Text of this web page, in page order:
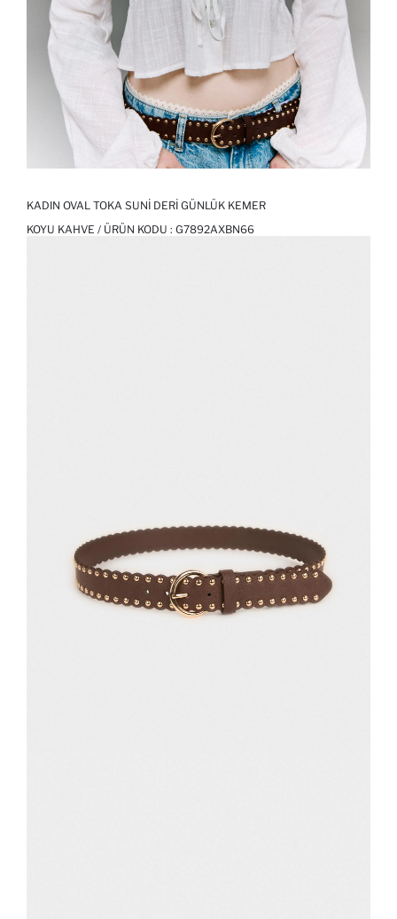
KADIN OVAL TOKA SUNI DERI GÜNLÜK KEMER
KOYU KAHVE / ÜRÜN KODU : G7892AXBN66